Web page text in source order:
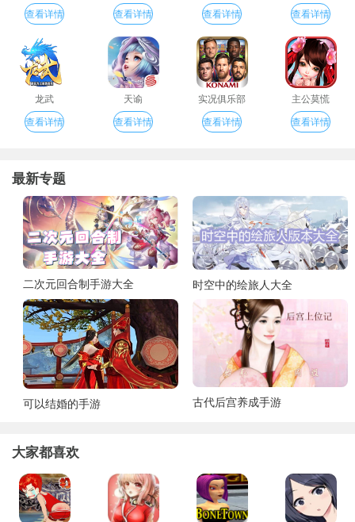
查看详情
查看详情
查看详情
查看详情
龙武
查看详情
天谕
查看详情
实况俱乐部
查看详情
主公莫慌
查看详情
最新专题
二次元回合制手游大全 时空中的绘旅人大全
可以结婚的手游 古代后宫养成手游
大家都喜欢